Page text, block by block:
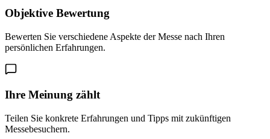
Objektive Bewertung
Bewerten Sie verschiedene Aspekte der Messe nach Ihren
persönlichen Erfahrungen.
Ihre Meinung zählt
Teilen Sie konkrete Erfahrungen und Tipps mit zukünftigen
Messebesuchern.